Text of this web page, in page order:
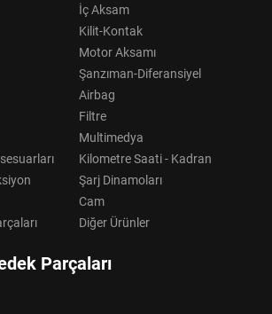
İç Aksam
Kilit-Kontak
Motor Aksamı
Şanzıman-Diferansiyel
Airbag
Filtre
Multimedya
Kilometre Saati - Kadran
Şarj Dinamoları
Cam
Diğer Ürünler
Parçaları